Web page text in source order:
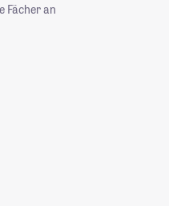
Fächer an